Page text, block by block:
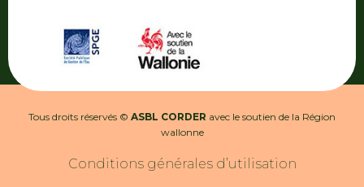
Tous droits réservés © ASBL CORDER avec le soutien de la Région
wallonne
Conditions générales d’utilisation